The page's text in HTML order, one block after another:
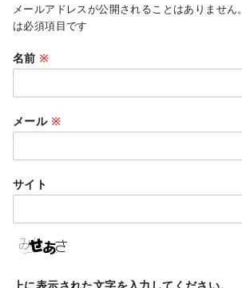
メールアドレスが公開されることはありません。
は必須項目です
名前※
メール ※
サイト
上に表示された文字を入力してください。